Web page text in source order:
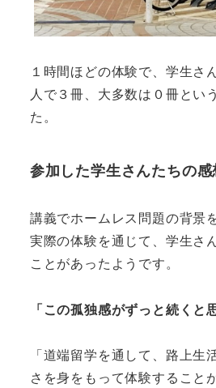
１時間ほどの体験で、学生さ
人で３冊、大多数は０冊とい
た。
参加した学生さんたちの感
講義でホームレス問題の背景
実際の体験を通じて、学生さ
ことがあったようです。
「この孤独感がずっと続くと
「道端留学を通して、路上生
さを身をもって体験すること